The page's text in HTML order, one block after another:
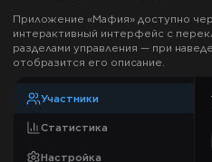
Приложение «Мафия» доступно
интерактивный интерфейс с
разделами управления — при
отобразится его описание.
Участники
Статистика
Настройка